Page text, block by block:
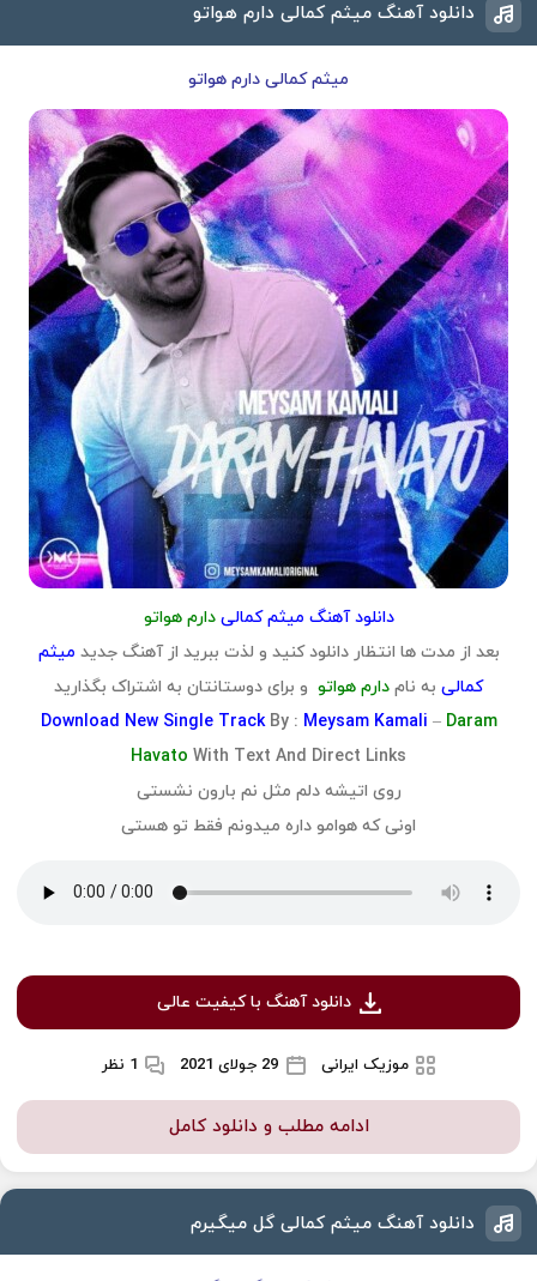
دانلود آهنگ میثم کمالی دارم هواتو
میثم کمالی دارم هواتو
دانلود آهنگ میثم کمالی دارم هواتو
بعد از مدت ها انتظار دانلود کنید و لذت ببرید از آهنگ جدید میثم
کمالی به نام دارم هواتو و برای دوستانتان به اشتراک بگذارید
Download New Single Track By : Meysam Kamali – Daram
Havato With Text And Direct Links
روی اتیشه دلم مثل نم بارون نشستی
اونی که هوامو داره میدونم فقط تو هستی
دانلود آهنگ با کیفیت عالی
موزیک ایرانی 29 جولای 2021 1 نظر
ادامه مطلب و دانلود کامل
دانلود آهنگ میثم کمالی گل میگیرم